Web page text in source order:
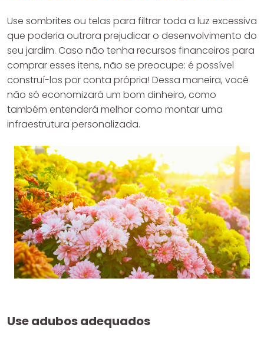
Use sombrites ou telas para filtrar toda a luz excessiva
que poderia outrora prejudicar o desenvolvimento do
seu jardim. Caso não tenha recursos financeiros para
comprar esses itens, não se preocupe: é possível
construí-los por conta própria! Dessa maneira, você
não só economizará um bom dinheiro, como
também entenderá melhor como montar uma
infraestrutura personalizada.
Use adubos adequados